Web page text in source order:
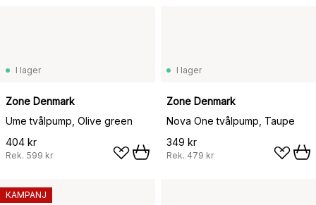
I lager
Zone Denmark
Ume tvålpump, Olive green
404 kr
Rek. 599 kr
I lager
Zone Denmark
Nova One tvålpump, Taupe
349 kr
Rek. 479 kr
KAMPANJ